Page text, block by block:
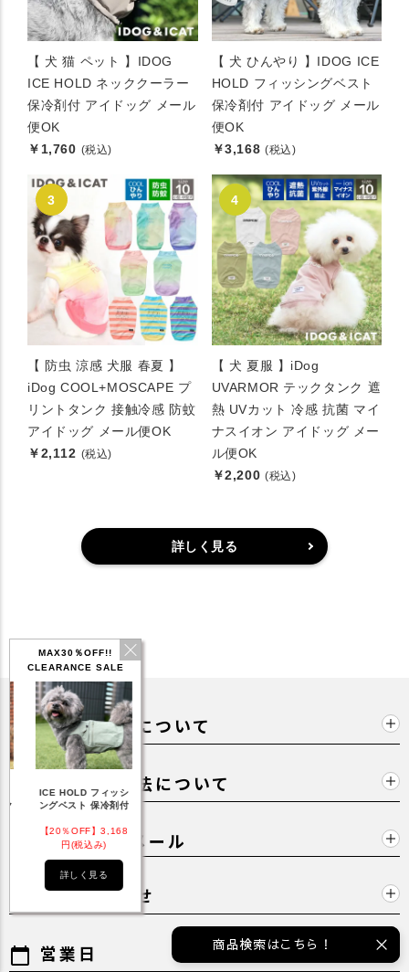
MAX30％OFF!!
CLEARANCE SALE
ッククーラー 保冷剤
付
【20％OFF】1,760
円(税込み)
詳しく見る
テックタンク 遮熱
UVカット
円(税込み)
ナ
ひん
【
【 犬 猫 ペット 】IDOG
ICE HOLD ネッククーラー
保冷剤付 アイドッグ メール
便OK
￥1,760 (税込)
【 犬 ひんやり 】IDOG ICE
HOLD フィッシングベスト
保冷剤付 アイドッグ メール
便OK
￥3,168 (税込)
【 防虫 涼感 犬服 春夏 】
iDog COOL+MOSCAPE プ
リントタンク 接触冷感 防蚊
アイドッグ メール便OK
￥2,112 (税込)
【 犬 夏服 】iDog
UVARMOR テックタンク 遮
熱 UVカット 冷感 抗菌 マイ
ナスイオン アイドッグ メー
ル便OK
￥2,200 (税込)
詳しく見る
local_shipping 送料・配送について
お支払い方法について
ご注文確認メール
お問い合わせ
calendar_today 営業日 商品検索はこちら！